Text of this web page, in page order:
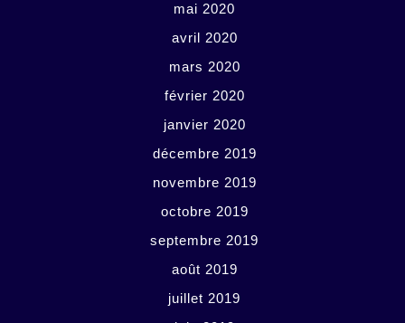
mai 2020
avril 2020
mars 2020
février 2020
janvier 2020
décembre 2019
novembre 2019
octobre 2019
septembre 2019
août 2019
juillet 2019